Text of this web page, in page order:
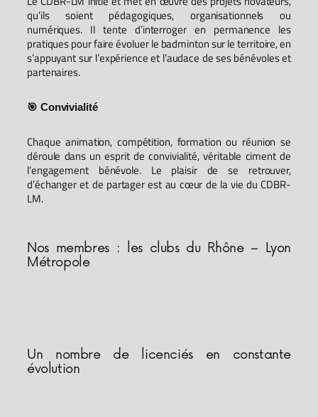
qu’ils soient pédagogiques, organisationnels ou
numériques. Il tente d’interroger en permanence les
pratiques pour faire évoluer le badminton sur le territoire, en
s’appuyant sur l’expérience et l’audace de ses bénévoles et
partenaires.
🎯 Convivialité
Chaque animation, compétition, formation ou réunion se
déroule dans un esprit de convivialité, véritable ciment de
l’engagement bénévole. Le plaisir de se retrouver,
d’échanger et de partager est au cœur de la vie du CDBR-
LM.
Nos membres : les clubs du Rhône – Lyon
Métropole
Un nombre de licenciés en constante
évolution